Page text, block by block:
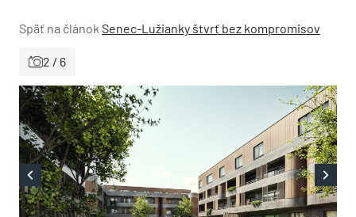
Späť na článok Senec-Lužianky štvrť bez kompromisov
2 / 6